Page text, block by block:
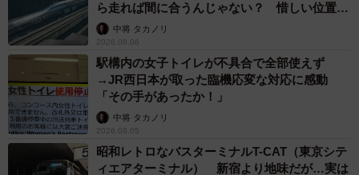
線を考えれば超豪華仕様といえるでしょう。ちなみにJR発
足直後は荷物電車を改造した1両編成の電車も活躍。その
後、阪和線で大活躍した通勤電車103系を経て2018年に現
在の電車になりました。
ら走れば間に合うんじゃない？ 惜しい位置関
係が反響
中将 タカノリ
2026.08.06
駅構内の女子トイレが不具合で全部使えず
→JR西日本が取った臨機応変な対応に感動
「その手があったか！」
中将 タカノリ
2026.08.05
昭和レトロなバスターミナルT-CAT（東京シテ
ィエアターミナル） 新宿より地味だが…実は